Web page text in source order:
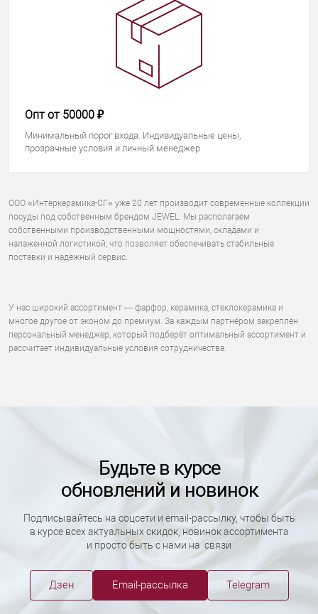
Опт от 50000 ₽
Минимальный порог входа. Индивидуальные цены,
прозрачные условия и личный менеджер
ООО «Интеркерамика-СГ» уже 20 лет производит современные коллекции
посуды под собственным брендом JEWEL. Мы располагаем
собственными производственными мощностями, складами и
налаженной логистикой, что позволяет обеспечивать стабильные
поставки и надёжный сервис.
У нас широкий ассортимент — фарфор, керамика, стеклокерамика и
многое другое от эконом до премиум. За каждым партнёром закреплён
персональный менеджер, который подберёт оптимальный ассортимент и
рассчитает индивидуальные условия сотрудничества.
Будьте в курсе
обновлений и новинок
Подписывайтесь на соцсети и email-рассылку, чтобы быть
в курсе всех актуальных скидок, новинок ассортимента
и просто быть с нами на связи
Дзен Email-рассылка Telegram